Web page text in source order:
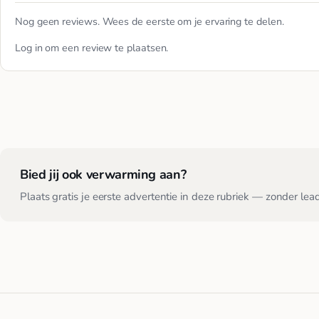
Nog geen reviews. Wees de eerste om je ervaring te delen.
Log in om een review te plaatsen.
Bied jij ook verwarming aan?
Plaats gratis je eerste advertentie in deze rubriek — zonder